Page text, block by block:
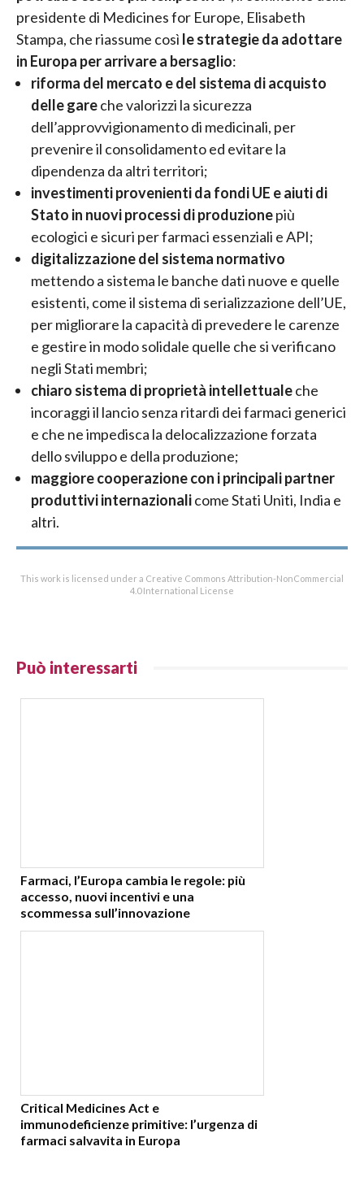
presidente di Medicines for Europe, Elisabeth
Stampa, che riassume così le strategie da adottare
in Europa per arrivare a bersaglio:
riforma del mercato e del sistema di acquisto
delle gareche valorizzi la sicurezza
dell’approvvigionamento di medicinali, per
prevenire il consolidamento ed evitare la
dipendenza da altri territori;
investimenti provenienti da fondi UE e aiuti di
Stato in nuovi processi di produzionepiù
ecologici e sicuri per farmaci essenziali e API;
digitalizzazione del sistema normativo
mettendo a sistema le banche dati nuove e quelle
esistenti, come il sistema di serializzazione dell’UE,
per migliorare la capacità di prevedere le carenze
e gestire in modo solidale quelle che si verificano
negli Stati membri;
chiaro sistema di proprietà intellettualeche
incoraggi il lancio senza ritardi dei farmaci generici
e che ne impedisca la delocalizzazione forzata
dello sviluppo e della produzione;
maggiore cooperazione con i principali partner
produttivi internazionalicome Stati Uniti, India e
altri.
This work is licensed under a Creative Commons Attribution-NonCommercial
4.0 International License
Può interessarti
Farmaci, l’Europa cambia le regole: più
accesso, nuovi incentivi e una
scommessa sull’innovazione
Critical Medicines Act e
immunodeficienze primitive: l’urgenza di
farmaci salvavita in Europa